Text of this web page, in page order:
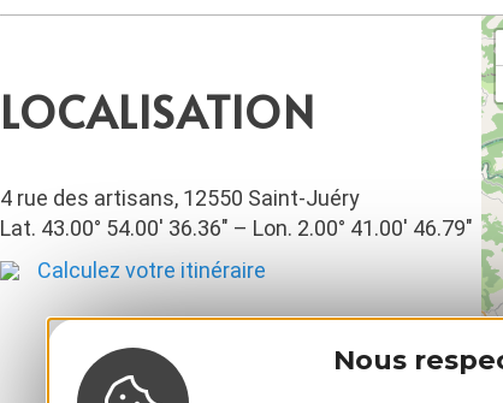
Nous
LOCALISATION
4 rue des artisans, 12550 Saint-Juéry
Lat. 43.00° 54.00′ 36.36″ – Lon. 2.00° 41.00′ 46.79″
Calculez votre itinéraire